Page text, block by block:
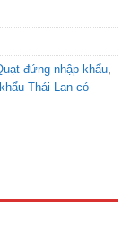
đứng nhập khẩu,
Thái Lan có